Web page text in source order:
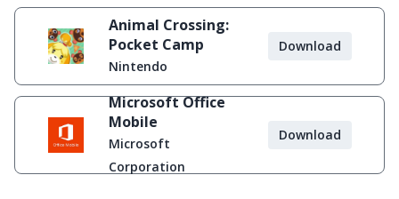
Animal Crossing:
Pocket Camp
Nintendo
Download
Microsoft Office
Mobile
Microsoft
Corporation
Download